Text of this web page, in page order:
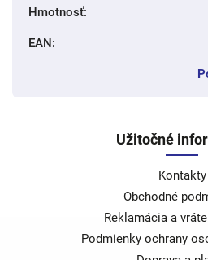
Hmotnosť:
EAN:
Užitočné
Kontakty
Obchodné
Reklamácia a
Podmienky ochrany